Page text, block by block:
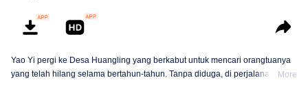
Yao Yi pergi ke Desa Huangling yang berkabut untuk mencari orangtuanya
yang telah hilang selama bertahun-tahun. Tanpa diduga, di perjalanan,
More